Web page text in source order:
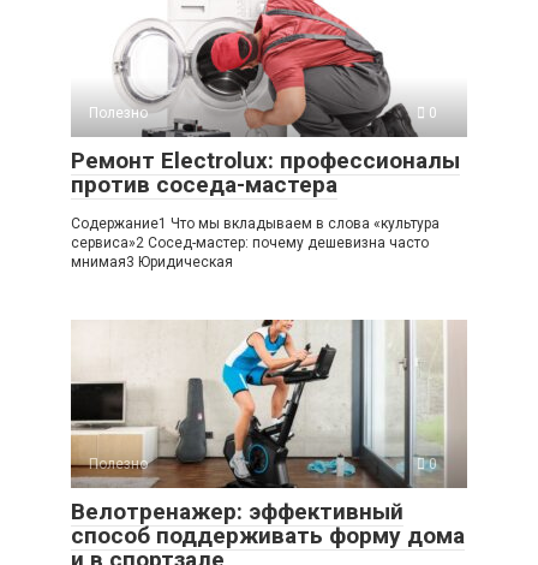
Полезно 0
Ремонт Electrolux: профессионалы
против соседа-мастера
Содержание1 Что мы вкладываем в слова «культура
сервиса»2 Сосед-мастер: почему дешевизна часто
мнимая3 Юридическая
Полезно 0
Велотренажер: эффективный
способ поддерживать форму дома